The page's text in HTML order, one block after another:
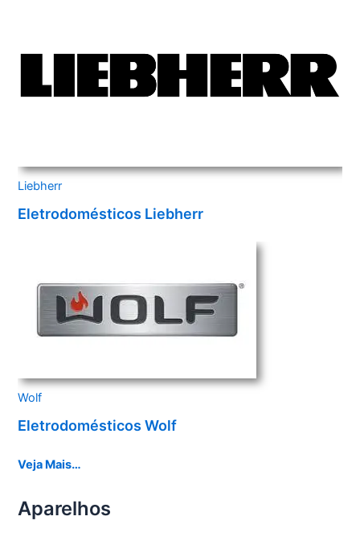
Liebherr
Eletrodomésticos Liebherr
Wolf
Eletrodomésticos Wolf
Veja Mais…
Aparelhos